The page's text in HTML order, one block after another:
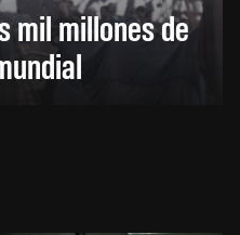
mil millones de